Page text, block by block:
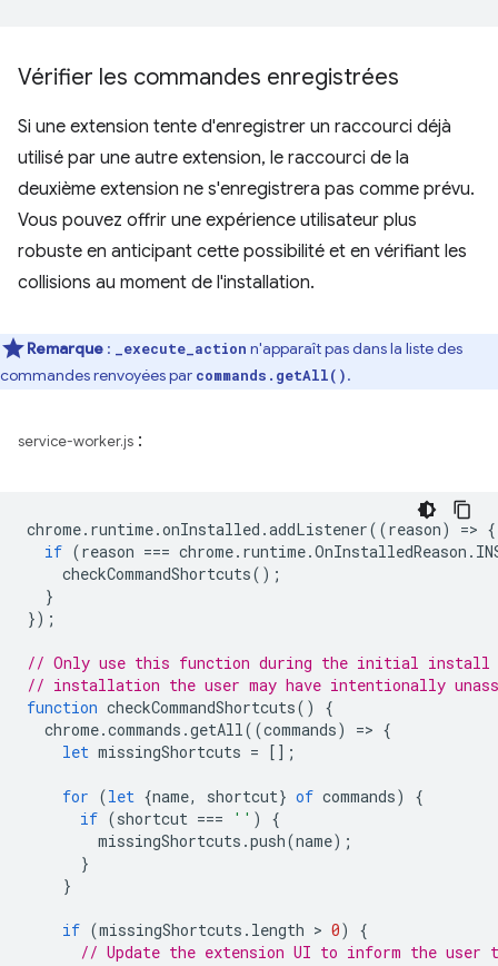
Vérifier les commandes enregistrées
Si une extension tente d'enregistrer un raccourci déjà
utilisé par une autre extension, le raccourci de la
deuxième extension ne s'enregistrera pas comme prévu.
Vous pouvez offrir une expérience utilisateur plus
robuste en anticipant cette possibilité et en vérifiant les
collisions au moment de l'installation.
Remarque : _execute_action n'apparaît pas dans la liste des
commandes renvoyées par commands.getAll().
service-worker.js :
chrome. runtime.onInstalled .addListener((reason) => {
if (reason === chrome. runtime.OnInstalledReason .
checkCommandShortcuts();
}
});
// Only use this function during the initial install
// installation the user may have intentionally
function checkCommandShortcuts()
{
chrome.commands .getAll((commands) => {
let missingShortcuts = [];
for (let {name, shortcut} of commands)
{
if (shortcut === '' )
{
missingShortcuts .push(name);
}
}
if (missingShortcuts . length > 0)
{
// Update the extension UI to inform the user